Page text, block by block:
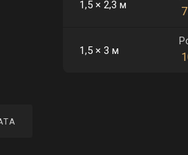
1,5 × 2,3 м
1,5 × 3 м